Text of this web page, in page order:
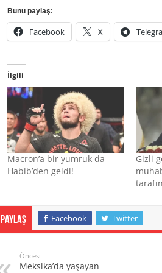
Bunu paylaş:
Facebook X
İlgili
Macron’a bir yumruk da
Habib’den geldi!
Gizli
Paylaş Facebook Twitter
Öncesi
Meksika’da yaşayan